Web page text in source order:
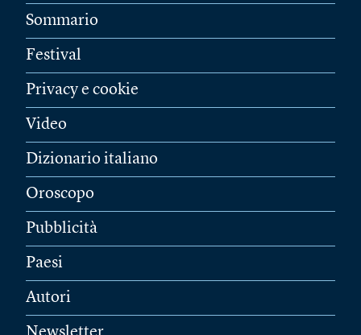
Sommario
Festival
Privacy e cookie
Video
Dizionario italiano
Oroscopo
Pubblicità
Paesi
Autori